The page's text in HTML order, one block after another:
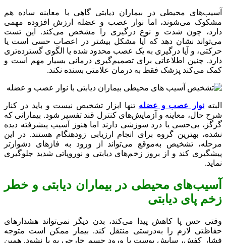
آسیب‌های محیطی در بیماران دیابتی گاهی با معاینه ساده هم
مشکوک می‌شوند، اما نوار عصب و عضله ارزش افزوده مهمی
دارد، چون شدت و نوع درگیری را مشخص می‌کند. این تست
می‌تواند نشان دهد که آیا مشکل بیشتر در اعصاب حسی است یا
حرکتی، و آیا درگیری به یک عصب محدود شده یا الگوی گسترده‌تری
دارد. چنین اطلاعاتی برای تصمیم‌گیری درمانی بسیار مهم است و
کمک می‌کند پزشک فقط به درمان علامتی بسنده نکند.
البته نوار عصب و عضله تنها ابزار تشخیص نیست و باید در کنار
شرح حال، معاینه و آزمایش‌های کنترل قند تفسیر شود. بیمارانی که
گزگز، بی‌حسی یا درد سوزشی دارند اما هنوز آسیب پیشرفته دیده
نشده، بهترین گروه برای انجام ارزیابی زودهنگام هستند. در این
مرحله، تشخیص به‌موقع می‌تواند از ورود به فازهای دشوارتر
پیشگیری کند و از بروز زخم‌های دیابتی و نوروپاتی شدید جلوگیری
نماید.
آسیب‌های محیطی در بیماران دیابتی و خطر
زخم پای دیابتی
وقتی حس پا کاهش پیدا می‌کند، بدن دیگر نمی‌تواند هشدارهای
حفاظتی لازم را به‌درستی منتقل کند. بیمار ممکن است متوجه
فشار کفش، سایش پوست یا ورود جسم خارجی به پا نشود. همین